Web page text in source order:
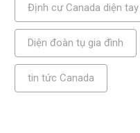
Định cư Canada diện
Diện đoàn tụ gia đình
tin tức Canada